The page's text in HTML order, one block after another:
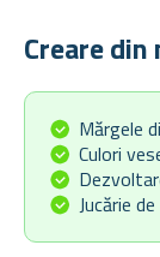
Creare
Mărgele
Culori
Jucărie